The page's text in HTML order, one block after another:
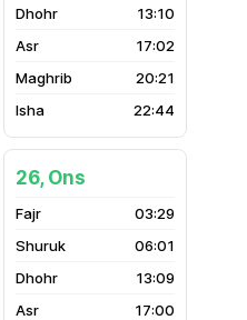
13:10
17:02
20:21
22:44
26, Ons
03:29
06:01
13:09
17:00